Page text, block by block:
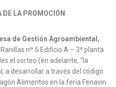
LA PROMOCIÓN
de Gestión Agroambiental,
nº 5 Edificio A – 3ª planta
el sorteo (en adelante, “la
a desarrollar a través del código
Alimentos en la feria Fenavin